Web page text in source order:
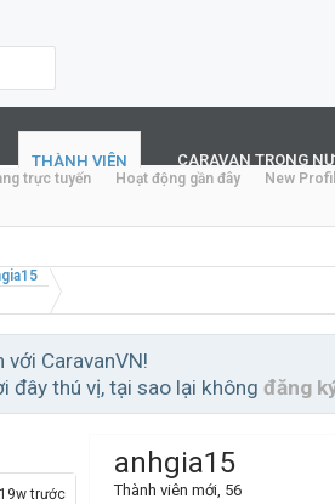
THÀNH VIÊN
trực tuyến Hoạt động gần đây New
CARAVAN TRONG
với CaravanVN!
đây thú vị, tại sao lại không đăng
trước
anhgia15
Thành viên mới, 56